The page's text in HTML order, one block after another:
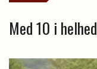
Med 10 i helhed